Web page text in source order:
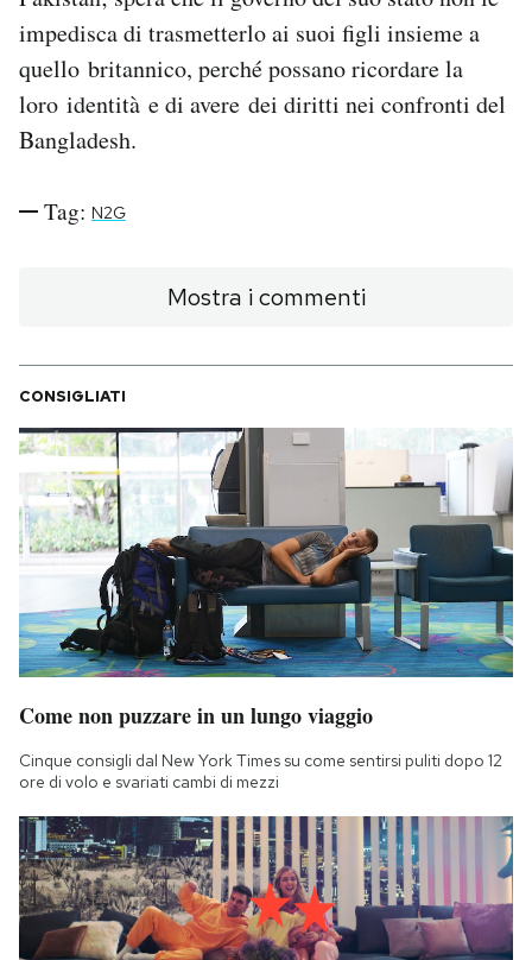
impedisca di trasmetterlo ai suoi figli insieme a
quello britannico, perché possano ricordare la
loro identità e di avere dei diritti nei confronti del
Bangladesh.
Tag: N2G
Mostra i commenti
CONSIGLIATI
Come non puzzare in un lungo viaggio
Cinque consigli dal New York Times su come sentirsi puliti dopo 12
ore di volo e svariati cambi di mezzi